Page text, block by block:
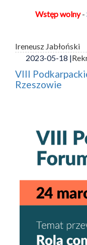
Wstęp wolny-
Ireneusz Jabłoński
2023-05-18 |
VIII
Rzeszowie